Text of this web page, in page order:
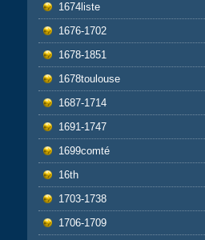
1674liste
1676-1702
1678-1851
1678toulouse
1687-1714
1691-1747
1699comté
16th
1703-1738
1706-1709